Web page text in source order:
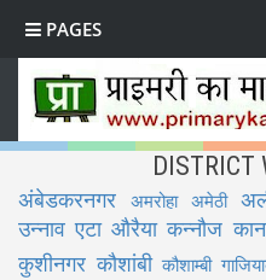
PAGES
DISTRICT
अंबेडकरनगर अमरोहा अमेठी
उन्नाव एटा औरैया कन्नौज
कुशीनगर कौशांबी कौशाम्बी